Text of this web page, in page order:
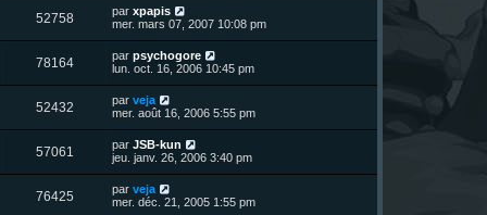
s
a
g
e
s
m
e
s
s
a
g
e
s
i
e
r
m
e
s
s
a
g
e
52758V
u
s
D
e
i
e
r
m
e
s
s
a
g
e
par xpapis
mer. mars 07, 2007 10:08 pm
78164V
u
D
e
i
e
r
m
e
s
s
a
g
par psychogore
lun. oct. 16, 2006 10:45 pm
52432V
u
s
D
e
i
e
r
m
e
par veja
mer. août 16, 2006 5:55 pm
57061
u
D
e
i
e
par JSB-kun
jeu. janv. 26, 2006 3:40 pm
76425V
D
e
par veja
mer. déc. 21, 2005 1:55 pm